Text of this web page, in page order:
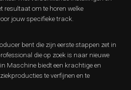
om te horen welke
jouw specifieke track.
bent die zijn eerste stappen zet in
die op zoek is naar nieuwe
Maschine biedt een krachtige en
te verfijnen en te